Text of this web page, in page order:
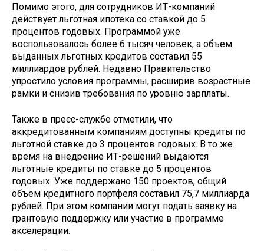
Помимо этого, для сотрудников ИТ-компаний
действует льготная ипотека со ставкой до 5
процентов годовых. Программой уже
воспользовалось более 6 тысяч человек, а объем
выданных льготных кредитов составил 55
миллиардов рублей. Недавно Правительство
упростило условия программы, расширив возрастные
рамки и снизив требования по уровню зарплаты.
Также в пресс-службе отметили, что
аккредитованным компаниям доступны кредиты по
льготной ставке до 3 процентов годовых. В то же
время на внедрение ИТ-решений выдаются
льготные кредиты по ставке до 5 процентов
годовых. Уже поддержано 150 проектов, общий
объем кредитного портфеля составил 75,7 миллиарда
рублей. При этом компании могут подать заявку на
грантовую поддержку или участие в программе
акселерации.